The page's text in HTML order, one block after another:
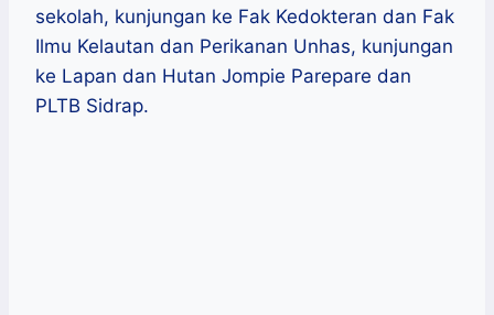
sekolah, kunjungan ke Fak Kedokteran dan Fak
Ilmu Kelautan dan Perikanan Unhas, kunjungan
ke Lapan dan Hutan Jompie Parepare dan
PLTB Sidrap.